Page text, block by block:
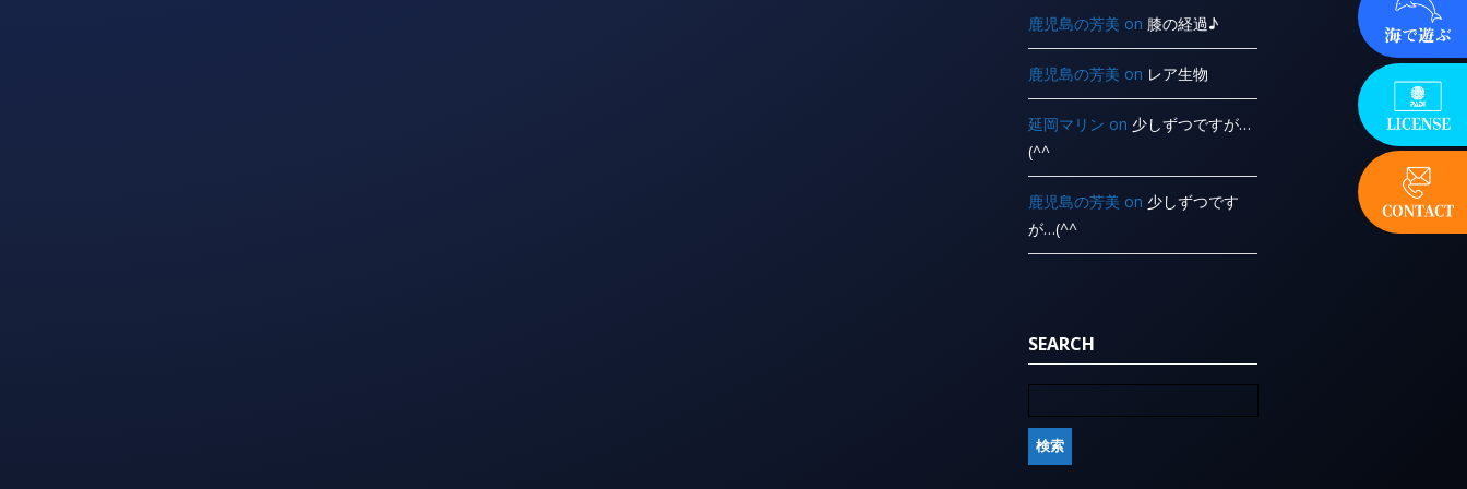
鹿児島の芳美 on 膝の経過♪
鹿児島の芳美 on レア生物
延岡マリン on 少しずつですが…
(^^ ゞ
鹿児島の芳美 on 少しずつです
が…(^^ ゞ
SEARCH